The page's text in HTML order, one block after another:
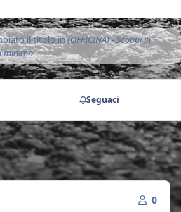
il titolo in(OFFICINA) - Scoppi in
minimo
Seguaci
0